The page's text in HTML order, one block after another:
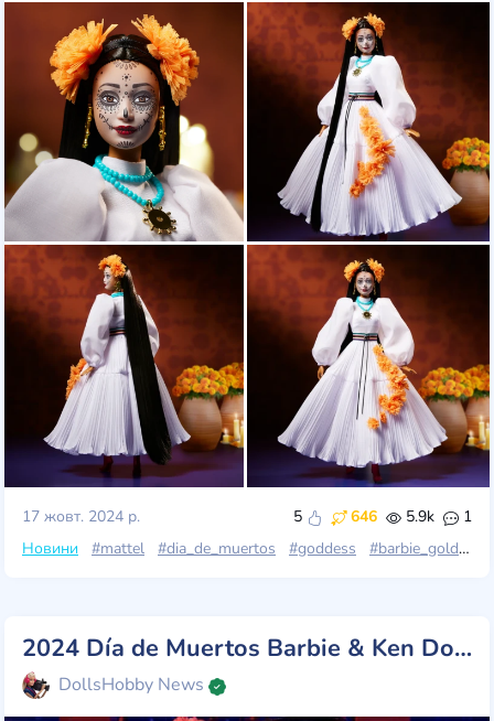
17 жовт. 2024 р. 5 646 5.9k
1
Новини
#mattel #dia_de_muertos #goddess #barbie_gold_label
2024 Día de Muertos Barbie & Ken Dolls: щорічна данина традиціям і елегантності!
DollsHobby News